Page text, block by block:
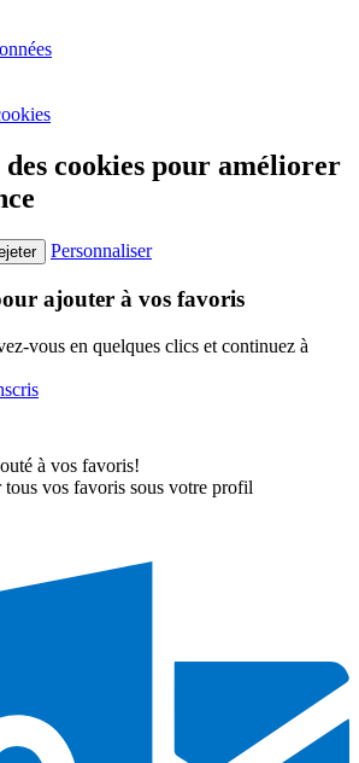
cookies pour améliorer
Personnaliser
ajouter à vos favoris
vous en quelques clics et continuez à
à vos favoris!
vos favoris sous votre profil